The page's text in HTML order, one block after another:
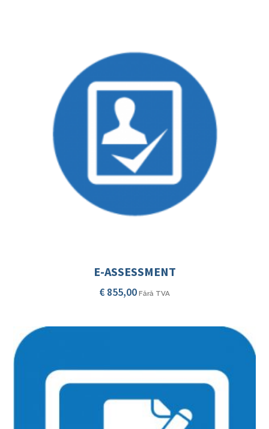
E-ASSESSMENT
€ 855,00 Fără TVA